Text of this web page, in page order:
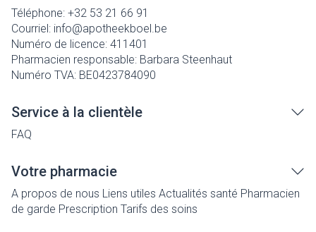
Téléphone: +32 53 21 66 91
Courriel: info@apotheekboel.be
Numéro de licence: 411401
Pharmacien responsable: Barbara Steenhaut
Numéro TVA: BE0423784090
Service à la clientèle
FAQ
Votre pharmacie
A propos de nous Liens utiles Actualités santé Pharmacien
de garde Prescription Tarifs des soins